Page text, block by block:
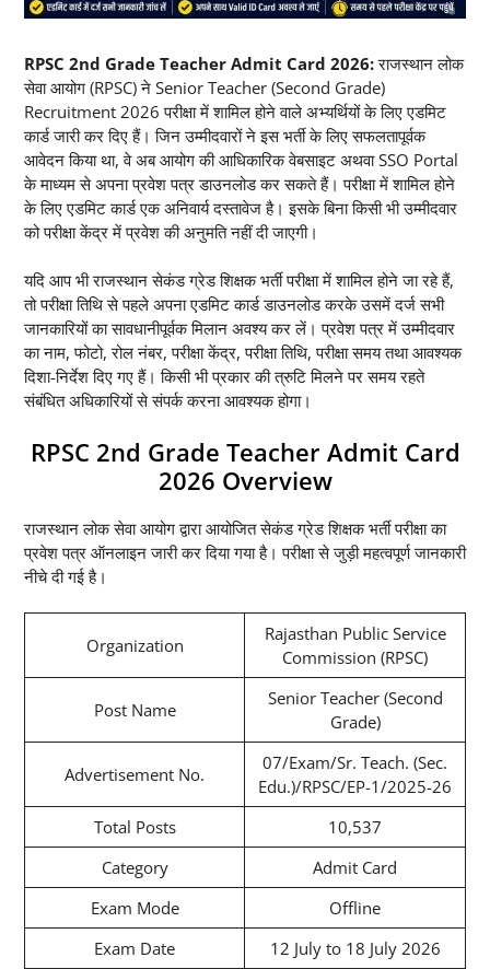
RPSC 2nd Grade Teacher Admit Card 2026:राजस्थान लोक
सेवा आयोग (RPSC) ने Senior Teacher (Second Grade)
Recruitment 2026 परीक्षा में शामिल होने वाले अभ्यर्थियों के लिए एडमिट
कार्ड जारी कर दिए हैं। जिन उम्मीदवारों ने इस भर्ती के लिए सफलतापूर्वक
आवेदन किया था, वे अब आयोग की आधिकारिक वेबसाइट अथवा SSO Portal
के माध्यम से अपना प्रवेश पत्र डाउनलोड कर सकते हैं। परीक्षा में शामिल होने
के लिए एडमिट कार्ड एक अनिवार्य दस्तावेज है। इसके बिना किसी भी उम्मीदवार
को परीक्षा केंद्र में प्रवेश की अनुमति नहीं दी जाएगी।
यदि आप भी राजस्थान सेकंड ग्रेड शिक्षक भर्ती परीक्षा में शामिल होने जा रहे हैं,
तो परीक्षा तिथि से पहले अपना एडमिट कार्ड डाउनलोड करके उसमें दर्ज सभी
जानकारियों का सावधानीपूर्वक मिलान अवश्य कर लें। प्रवेश पत्र में उम्मीदवार
का नाम, फोटो, रोल नंबर, परीक्षा केंद्र, परीक्षा तिथि, परीक्षा समय तथा आवश्यक
दिशा-निर्देश दिए गए हैं। किसी भी प्रकार की त्रुटि मिलने पर समय रहते
संबंधित अधिकारियों से संपर्क करना आवश्यक होगा।
RPSC 2nd Grade Teacher Admit Card
2026 Overview
राजस्थान लोक सेवा आयोग द्वारा आयोजित सेकंड ग्रेड शिक्षक भर्ती परीक्षा का
प्रवेश पत्र ऑनलाइन जारी कर दिया गया है। परीक्षा से जुड़ी महत्वपूर्ण जानकारी
नीचे दी गई है।
Organization
Rajasthan Public Service
Commission (RPSC)
Post Name
Senior Teacher (Second
Grade)
Advertisement No.
07/Exam/Sr. Teach. (Sec.
Edu.)/RPSC/EP-1/2025-26
Total Posts
10,537
Category
Admit Card
Exam Mode
Offline
Exam Date
12 July to 18 July 2026